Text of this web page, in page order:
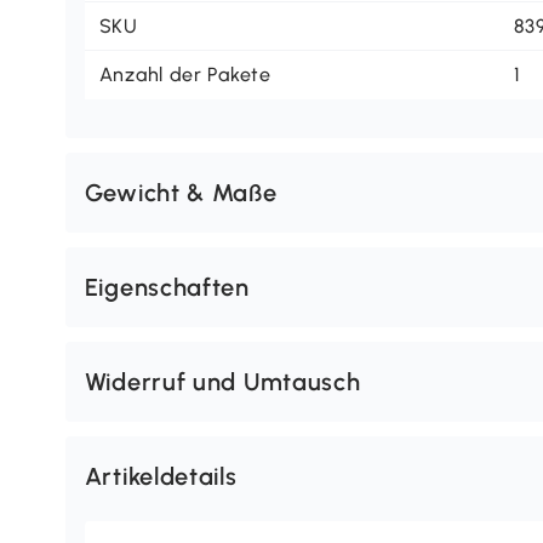
SKU
Anzahl der Pakete 1
Gewicht & Maße
Eigenschaften
Widerruf und Umtausch
Artikeldetails